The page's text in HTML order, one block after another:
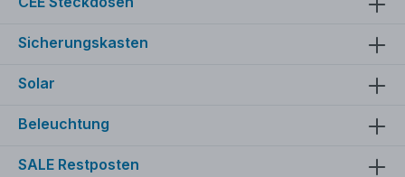
Sicherungskasten
Solar
Beleuchtung
SALE Restposten